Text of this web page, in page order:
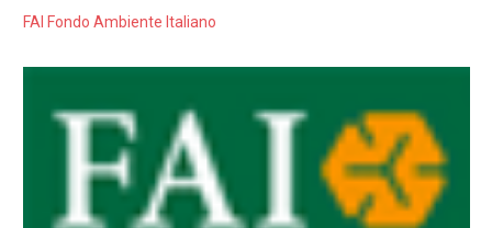
FAI Fondo Ambiente Italiano